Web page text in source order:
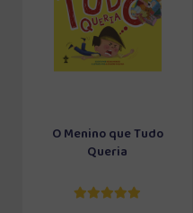
O Menino que Tudo
Queria